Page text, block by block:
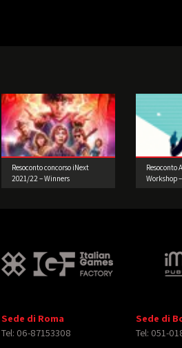
Resoconto concorso iNext
2021/22 – Winners
Resoconto
Workshop
Sede di Roma
Tel: 06-87153308
Sede di
Tel: 051-